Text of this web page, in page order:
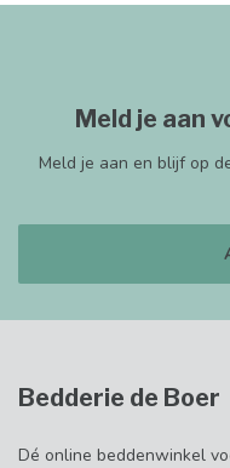
Meld je aan
Meld je aan en blijf op
Bedderie de Boer
Dé online beddenwinkel